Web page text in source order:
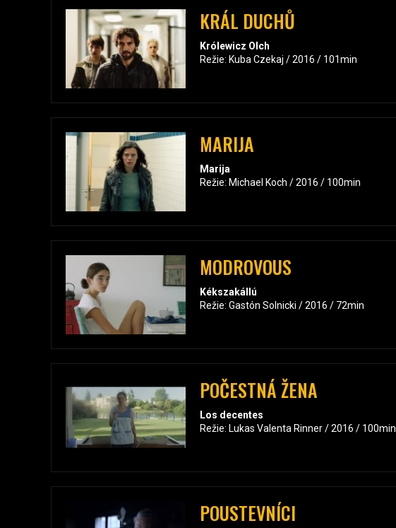
KRÁL DUCHŮ
Królewicz Olch
Režie: Kuba Czekaj / 2016 / 101min
MARIJA
Marija
Režie: Michael Koch / 2016 / 100min
MODROVOUS
Kékszakállú
Režie: Gastón Solnicki / 2016 / 72min
POČESTNÁ ŽENA
Los decentes
Režie: Lukas Valenta Rinner / 2016 / 100min
POUSTEVNÍCI